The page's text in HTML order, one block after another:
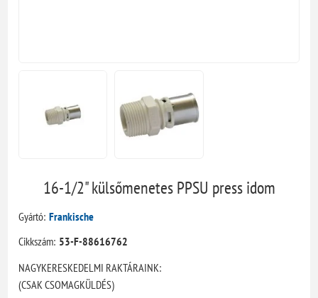
16-1/2" külsőmenetes PPSU press idom
Gyártó: Frankische
Cikkszám: 53-F-88616762
NAGYKERESKEDELMI RAKTÁRAINK:
(CSAK CSOMAGKÜLDÉS)